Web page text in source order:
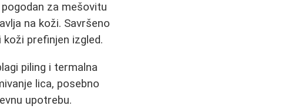
za mešovitu
na koži. Savršeno
prefinjen izgled.
piling i termalna
lica, posebno
upotrebu.